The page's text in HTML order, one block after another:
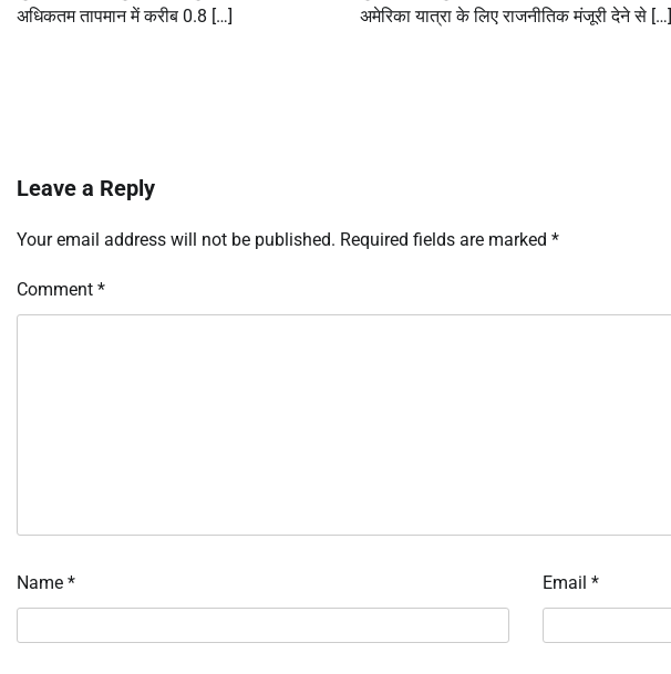
अधिकतम तापमान में करीब 0.8 […]
अमेरिका यात्रा के लिए राजनीतिक मंजूरी देने से […]
Leave a Reply
Your email address will not be published. Required fields are marked *
Comment *
Name * Email *